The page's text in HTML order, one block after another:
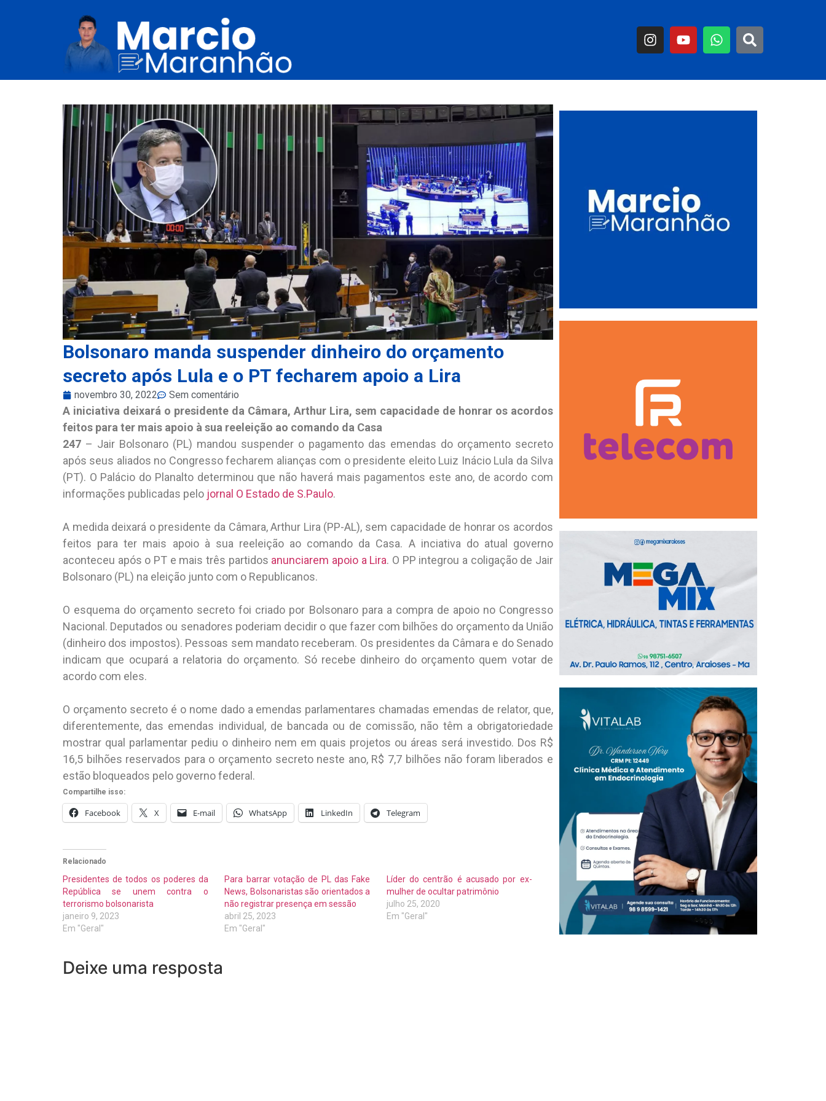
Bolsonaro manda suspender dinheiro do orçamento
secreto após Lula e o PT fecharem apoio a Lira
novembro 30, 2022 Sem comentário
A iniciativa deixará o presidente da Câmara, Arthur Lira, sem capacidade de honrar os acordos
feitos para ter mais apoio à sua reeleição ao comando da Casa
247 – Jair Bolsonaro (PL) mandou suspender o pagamento das emendas do orçamento secreto
após seus aliados no Congresso fecharem alianças com o presidente eleito Luiz Inácio Lula da Silva
(PT). O Palácio do Planalto determinou que não haverá mais pagamentos este ano, de acordo com
informações publicadas pelo jornal O Estado de S.Paulo.
A medida deixará o presidente da Câmara, Arthur Lira (PP-AL), sem capacidade de honrar os acordos
feitos para ter mais apoio à sua reeleição ao comando da Casa. A inciativa do atual governo
aconteceu após o PT e mais três partidos anunciarem apoio a Lira. O PP integrou a coligação de Jair
Bolsonaro (PL) na eleição junto com o Republicanos.
O esquema do orçamento secreto foi criado por Bolsonaro para a compra de apoio no Congresso
Nacional. Deputados ou senadores poderiam decidir o que fazer com bilhões do orçamento da União
(dinheiro dos impostos). Pessoas sem mandato receberam. Os presidentes da Câmara e do Senado
indicam que ocupará a relatoria do orçamento. Só recebe dinheiro do orçamento quem votar de
acordo com eles.
O orçamento secreto é o nome dado a emendas parlamentares chamadas emendas de relator, que,
diferentemente, das emendas individual, de bancada ou de comissão, não têm a obrigatoriedade
mostrar qual parlamentar pediu o dinheiro nem em quais projetos ou áreas será investido. Dos R$
16,5 bilhões reservados para o orçamento secreto neste ano, R$ 7,7 bilhões não foram liberados e
estão bloqueados pelo governo federal.
Compartilhe isso:
Facebook X E-mail WhatsApp LinkedIn Telegram
Relacionado
Presidentes de todos os poderes da
República se unem contra o
terrorismo bolsonarista
janeiro 9, 2023
Em "Geral"
Para barrar votação de PL das Fake
News, Bolsonaristas são orientados a
não registrar presença em sessão
abril 25, 2023
Em "Geral"
Líder do centrão é acusado por ex-
mulher de ocultar patrimônio
julho 25, 2020
Em "Geral"
Deixe uma resposta